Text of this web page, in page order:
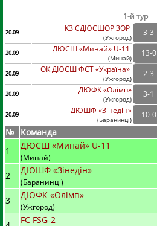
1-й тур
20.09 КЗ СДЮСШОР ЗОР
(Ужгород)
3-3
20.09
ДЮСШ «Минай» U-11
(Минай)
13-0
20.09
ОК ДЮСШ ФСТ «Україна»
(Ужгород)
2-3
20.09
ДЮФК «Олімп»
(Ужгород)
3-1
20.09
ДЮШФ «Зінедін»
(Баранинці)
10-0
№ Команда
1
ДЮСШ «Минай» U-11
(Минай)
2 ДЮШФ «Зінедін»
(Баранинці)
3 ДЮФК «Олімп»
(Ужгород)
FC FSG-2